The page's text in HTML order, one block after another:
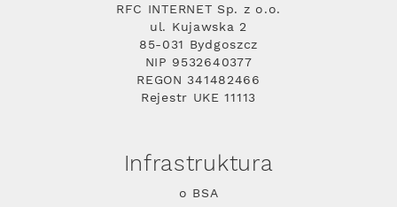
RFC INTERNET Sp. z o.o.
ul. Kujawska 2
85-031 Bydgoszcz
NIP 9532640377
REGON 341482466
Rejestr UKE 11113
Infrastruktura
o BSA